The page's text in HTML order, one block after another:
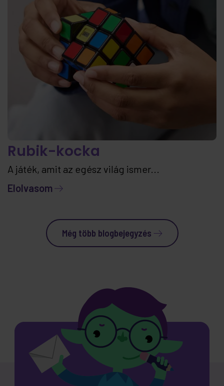
Rubik-kocka
A játék, amit az egész világ ismer...
Elolvasom
Még több blogbejegyzés